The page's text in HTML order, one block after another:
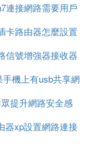
時候電腦會將列
機的電腦上，直
，那麼就可以使
連接網路需要用戶
名密碼怎麼設置
卡路由器怎麼設置
網路
信號增強器接收器
設置
手機上有usb共享網
路嗎
提升網路安全感
器xp設置網路連接